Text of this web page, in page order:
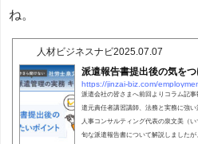
ね。
人材ビジネスナビ2025.07.07
派遣報告書提出後の気を
https://jinzai-biz.com/
派遣会社の皆さまへ前回よりコラム記
遣元責任者講習講師、法務と実務に強
人事コンサルティング代表の泉文美（
旬な派遣報告書について解説しました